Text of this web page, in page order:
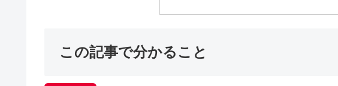
この記事で分かること